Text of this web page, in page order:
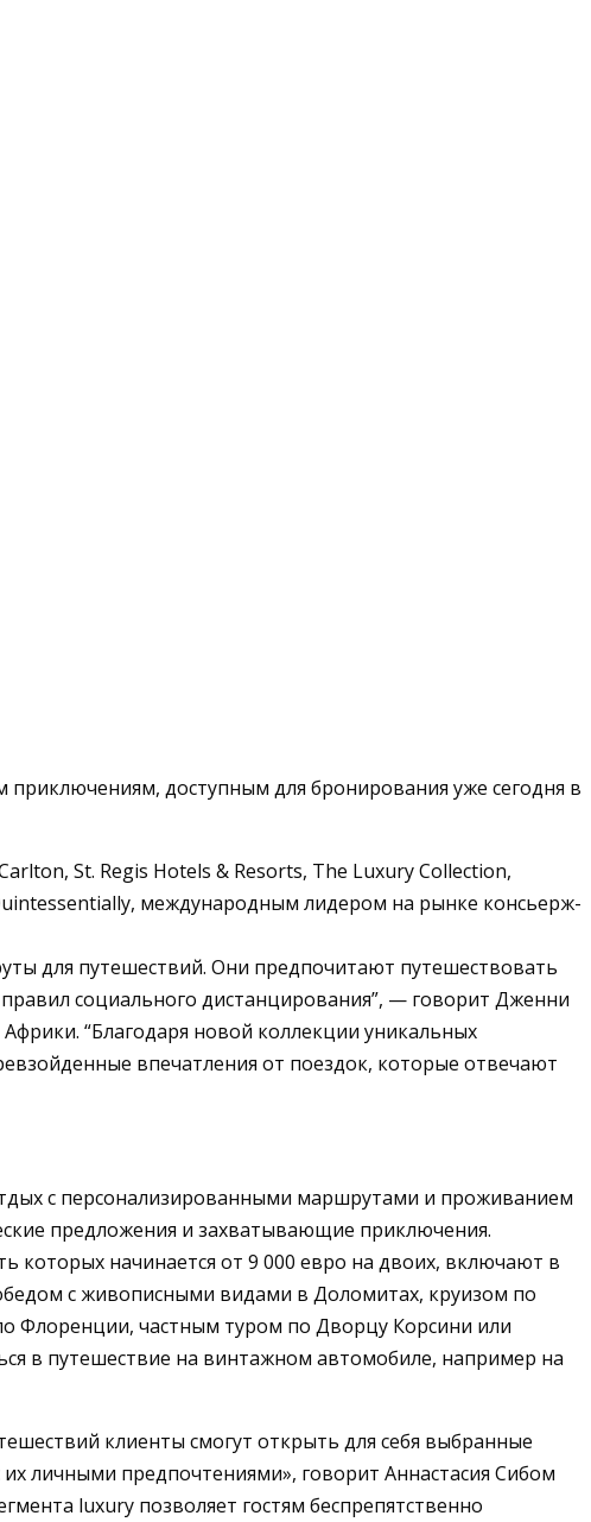
доступным для бронирования уже сегодня в
St. Regis Hotels & Resorts, The Luxury Collection,
международным лидером на рынке консьерж-
для путешествий. Они предпочитают путешествовать
социального дистанцирования”, — говорит Дженни
“Благодаря новой коллекции уникальных
впечатления от поездок, которые отвечают
с персонализированными маршрутами и проживанием
предложения и захватывающие приключения.
которых начинается от 9 000 евро на двоих, включают в
с живописными видами в Доломитах, круизом по
Флоренции, частным туром по Дворцу Корсини или
в путешествие на винтажном автомобиле, например на
клиенты смогут открыть для себя выбранные
личными предпочтениями», говорит Аннастасия Сибом
luxury позволяет гостям беспрепятственно